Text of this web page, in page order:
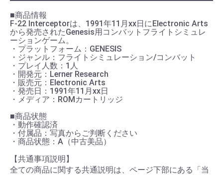
■商品情報
F-22 Interceptorは、1991年11月xx日にElectronic Arts
から発売されたGenesis用コンバットフライトシミュレ
ーションゲーム。
・プラットフォーム：GENESIS
・ジャンル：フライトシミュレーション/コンバット
・プレイ人数：1人
・開発元：Lerner Research
・販売元：Electronic Arts
・発売日：1991年11月xx日
・メディア：ROMカートリッジ
■商品状態
・動作確認済
・付属品：写真からご判断ください
・商品状態：A（中古美品）
【共通事項説明】
全ての商品に関する共通説明は、ページ下部にある「当